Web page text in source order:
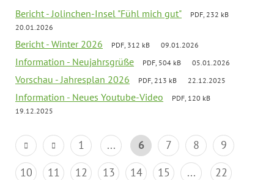
Bericht - Jolinchen-Insel "Fühl mich gut"
PDF, 232 kB
20.01.2026
Bericht - Winter 2026 PDF, 312 kB 09.01.2026
Information - Neujahrsgrüße PDF, 504 kB 05.01.2026
Vorschau - Jahresplan 2026 PDF, 213 kB 22.12.2025
Information - Neues Youtube-Video
PDF, 120 kB
19.12.2025
1 ... 6 7 8
9
10
11 12 13 14 15 ... 22